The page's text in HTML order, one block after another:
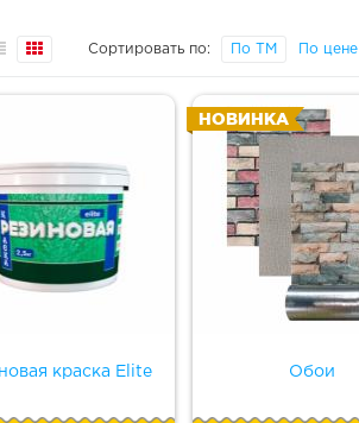
Сортировать по: По ТМ По цене
краска Elite Обои
НОВИНКА